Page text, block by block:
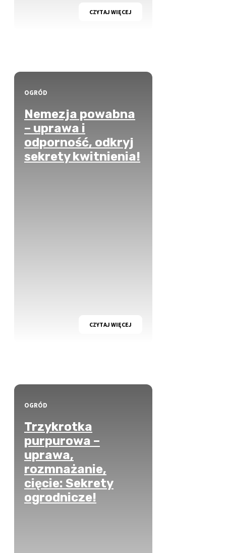
CZYTAJ WIĘCEJ
OGRÓD
Nemezja powabna
– uprawa i
odporność, odkryj
sekrety kwitnienia!
CZYTAJ WIĘCEJ
OGRÓD
Trzykrotka
purpurowa –
uprawa,
rozmnażanie,
cięcie: Sekrety
ogrodnicze!